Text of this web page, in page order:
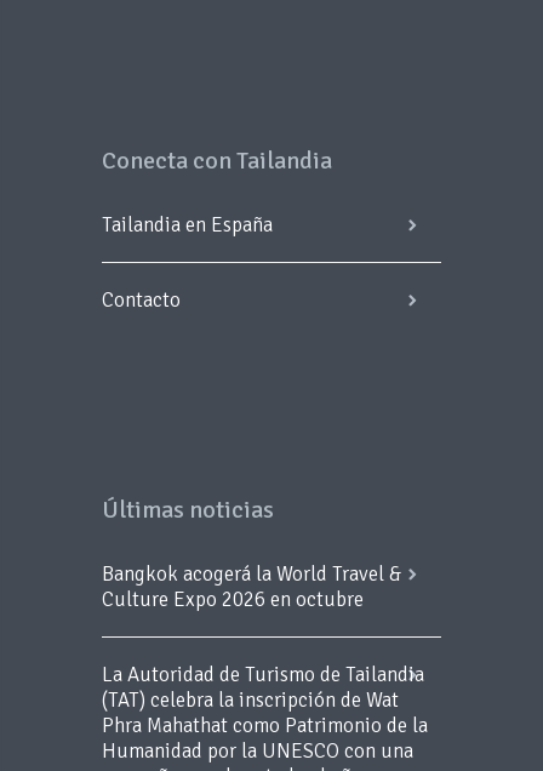
Conecta con Tailandia
Tailandia en España
Contacto
Últimas noticias
Bangkok acogerá la World Travel &
Culture Expo 2026 en octubre
La Autoridad de Turismo de Tailandia
(TAT) celebra la inscripción de Wat
Phra Mahathat como Patrimonio de la
Humanidad por la UNESCO con una